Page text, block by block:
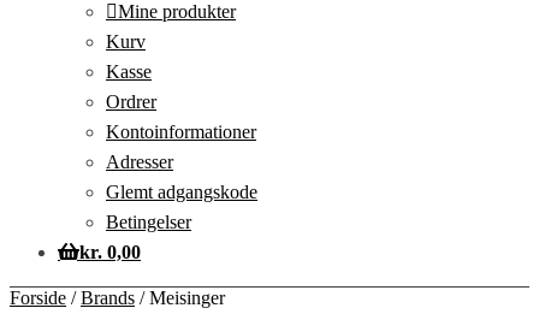
Mine produkter
Kurv
Kasse
Ordrer
Kontoinformationer
Adresser
Glemt adgangskode
Betingelser
kr. 0,00
Forside /Brands /Meisinger